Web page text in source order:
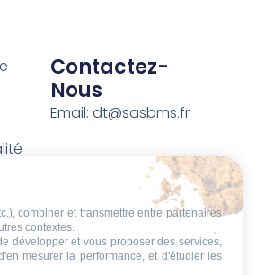
Contactez-
Nous
Email: dt@sasbms.fr
combiner et transmettre entre partenaires
contextes.
développer et vous proposer des services,
mesurer la performance, et d'étudier les